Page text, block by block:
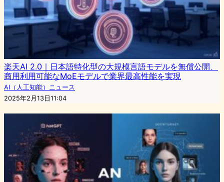
楽天AI 2.0｜日本語特化型の大規模言語モデルを無償公開、
商用利用可能なMoEモデルで業界最高性能を実現
AI（人工知能）ニュース
2025年2月13日11:04